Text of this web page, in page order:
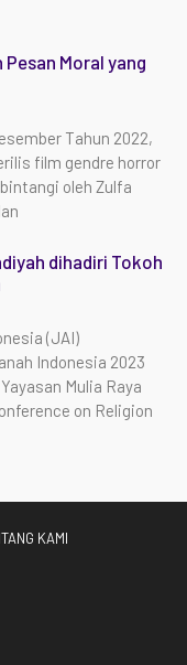
Pesan Moral yang
Tahun 2022,
film gendre horror
oleh Zulfa
dihadiri Tokoh
(JAI)
Indonesia 2023
Mulia Raya
on Religion
KAMI